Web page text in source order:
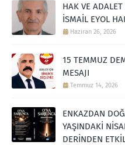
HAK VE
İSMAİL EYOL
Haziran 26, 2026
15 TEMMUZ
MESAJI
Temmuz 14, 2026
ENKAZDAN
YAŞINDAKİ
DERİNDEN